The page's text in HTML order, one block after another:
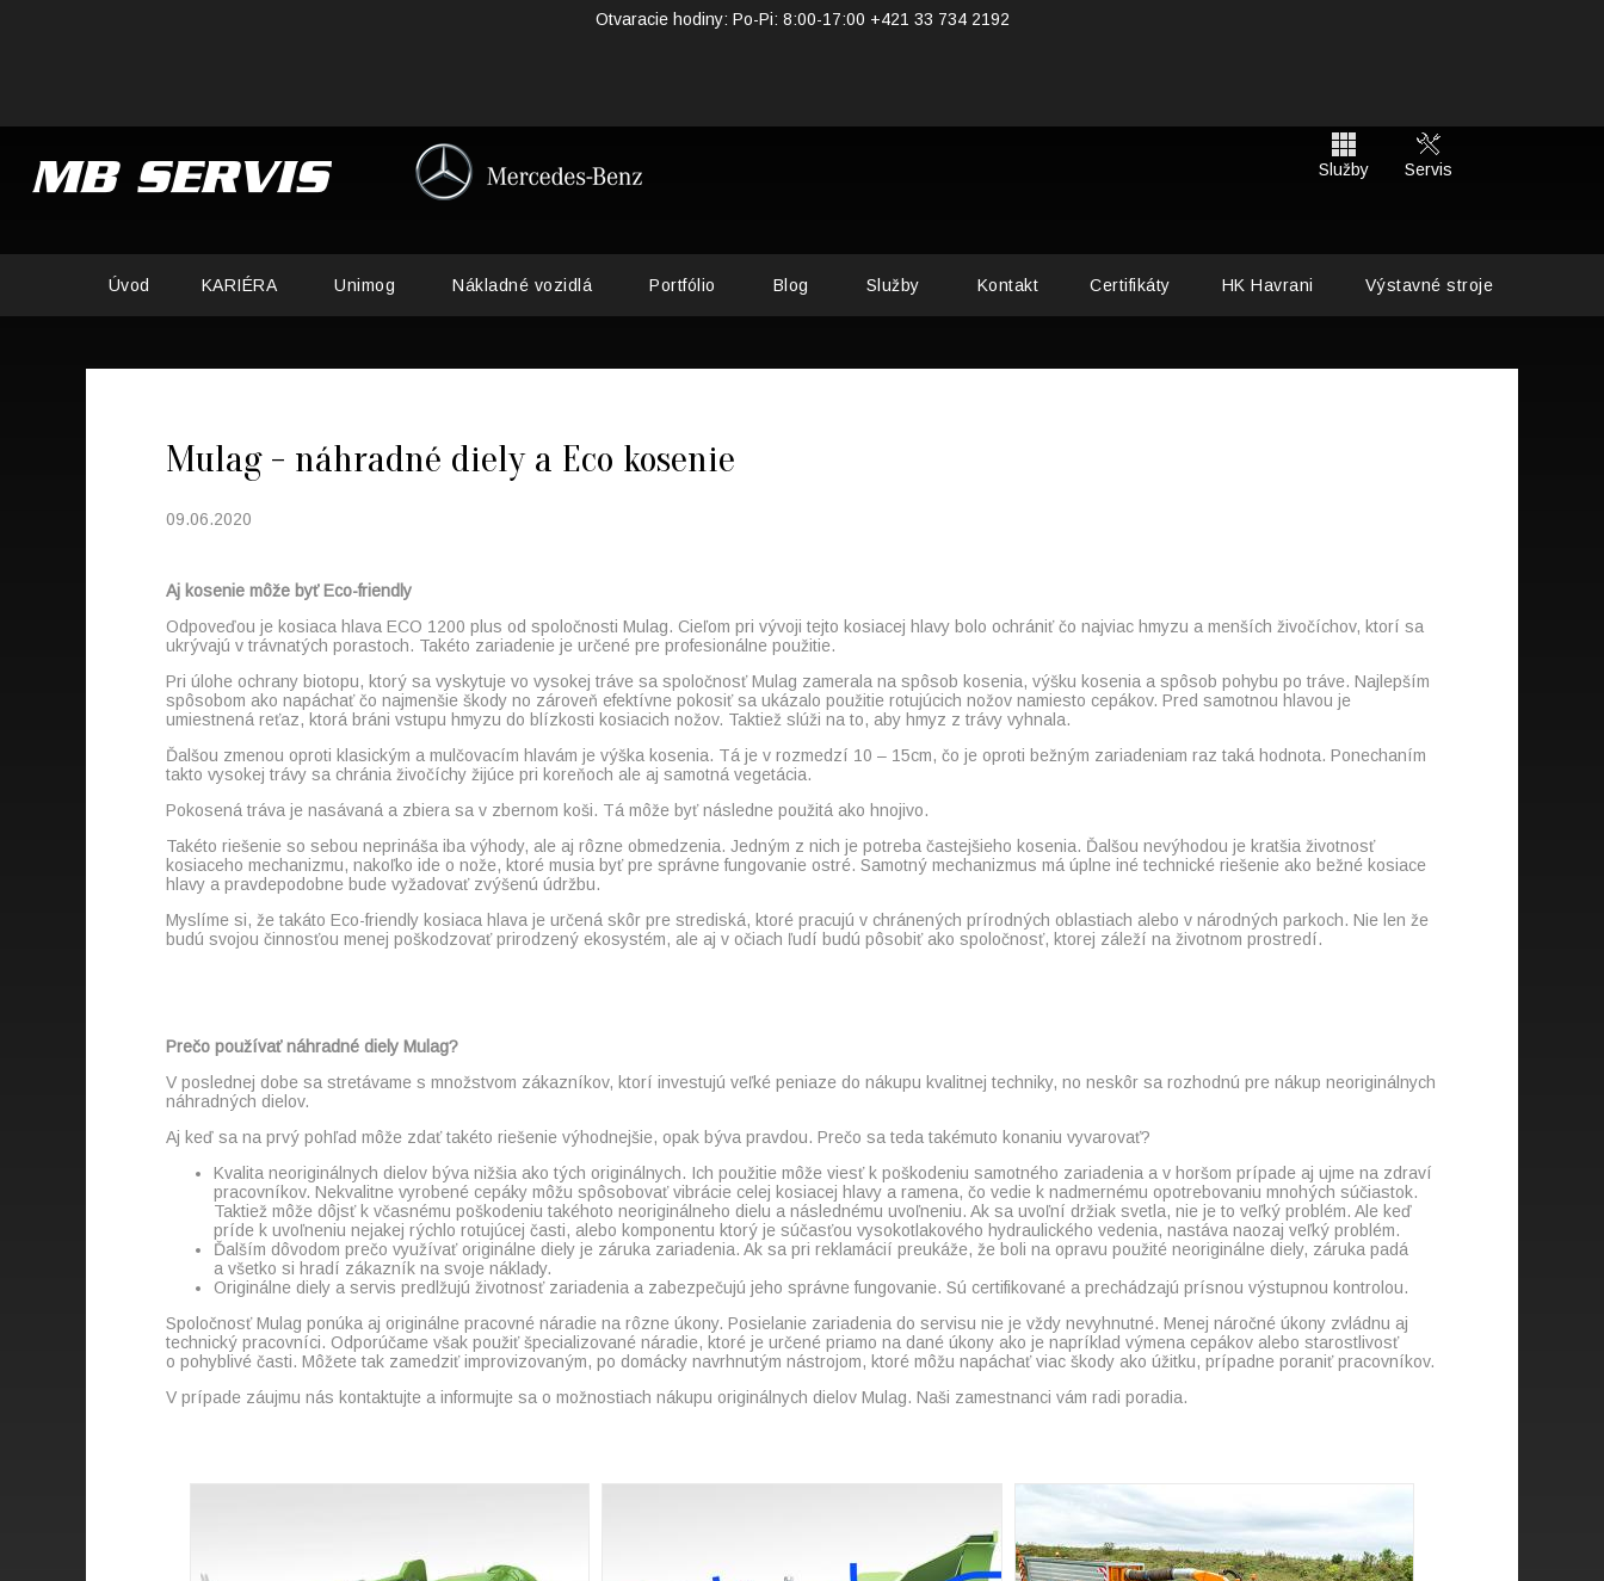
Otvaracie hodiny: Po-Pi: 8:00-17:00 +421 33 734 2192
Služby Servis
Úvod KARIÉRA Unimog Nákladné vozidlá Portfólio Blog Služby Kontakt Certifikáty HK Havrani Výstavné stroje
Mulag - náhradné diely a Eco kosenie
09.06.2020
Aj kosenie môže byť Eco-friendly
Odpoveďou je kosiaca hlava ECO 1200 plus od spoločnosti Mulag. Cieľom pri vývoji tejto kosiacej hlavy bolo ochrániť čo najviac hmyzu a menších živočíchov, ktorí sa
ukrývajú v trávnatých porastoch. Takéto zariadenie je určené pre profesionálne použitie.
Pri úlohe ochrany biotopu, ktorý sa vyskytuje vo vysokej tráve sa spoločnosť Mulag zamerala na spôsob kosenia, výšku kosenia a spôsob pohybu po tráve. Najlepším
spôsobom ako napáchať čo najmenšie škody no zároveň efektívne pokosiť sa ukázalo použitie rotujúcich nožov namiesto cepákov. Pred samotnou hlavou je
umiestnená reťaz, ktorá bráni vstupu hmyzu do blízkosti kosiacich nožov. Taktiež slúži na to, aby hmyz z trávy vyhnala.
Ďalšou zmenou oproti klasickým a mulčovacím hlavám je výška kosenia. Tá je v rozmedzí 10 – 15cm, čo je oproti bežným zariadeniam raz taká hodnota. Ponechaním
takto vysokej trávy sa chránia živočíchy žijúce pri koreňoch ale aj samotná vegetácia.
Pokosená tráva je nasávaná a zbiera sa v zbernom koši. Tá môže byť následne použitá ako hnojivo.
Takéto riešenie so sebou neprináša iba výhody, ale aj rôzne obmedzenia. Jedným z nich je potreba častejšieho kosenia. Ďalšou nevýhodou je kratšia životnosť
kosiaceho mechanizmu, nakoľko ide o nože, ktoré musia byť pre správne fungovanie ostré. Samotný mechanizmus má úplne iné technické riešenie ako bežné kosiace
hlavy a pravdepodobne bude vyžadovať zvýšenú údržbu.
Myslíme si, že takáto Eco-friendly kosiaca hlava je určená skôr pre strediská, ktoré pracujú v chránených prírodných oblastiach alebo v národných parkoch. Nie len že
budú svojou činnosťou menej poškodzovať prirodzený ekosystém, ale aj v očiach ľudí budú pôsobiť ako spoločnosť, ktorej záleží na životnom prostredí.
Prečo používať náhradné diely Mulag?
V poslednej dobe sa stretávame s množstvom zákazníkov, ktorí investujú veľké peniaze do nákupu kvalitnej techniky, no neskôr sa rozhodnú pre nákup neoriginálnych
náhradných dielov.
Aj keď sa na prvý pohľad môže zdať takéto riešenie výhodnejšie, opak býva pravdou. Prečo sa teda takémuto konaniu vyvarovať?
Kvalita neoriginálnych dielov býva nižšia ako tých originálnych. Ich použitie môže viesť k poškodeniu samotného zariadenia a v horšom prípade aj ujme na zdraví
pracovníkov. Nekvalitne vyrobené cepáky môžu spôsobovať vibrácie celej kosiacej hlavy a ramena, čo vedie k nadmernému opotrebovaniu mnohých súčiastok.
Taktiež môže dôjsť k včasnému poškodeniu takéhoto neoriginálneho dielu a následnému uvoľneniu. Ak sa uvoľní držiak svetla, nie je to veľký problém. Ale keď
príde k uvoľneniu nejakej rýchlo rotujúcej časti, alebo komponentu ktorý je súčasťou vysokotlakového hydraulického vedenia, nastáva naozaj veľký problém.
Ďalším dôvodom prečo využívať originálne diely je záruka zariadenia. Ak sa pri reklamácií preukáže, že boli na opravu použité neoriginálne diely, záruka padá
a všetko si hradí zákazník na svoje náklady.
Originálne diely a servis predlžujú životnosť zariadenia a zabezpečujú jeho správne fungovanie. Sú certifikované a prechádzajú prísnou výstupnou kontrolou.
Spoločnosť Mulag ponúka aj originálne pracovné náradie na rôzne úkony. Posielanie zariadenia do servisu nie je vždy nevyhnutné. Menej náročné úkony zvládnu aj
technický pracovníci. Odporúčame však použiť špecializované náradie, ktoré je určené priamo na dané úkony ako je napríklad výmena cepákov alebo starostlivosť
o pohyblivé časti. Môžete tak zamedziť improvizovaným, po domácky navrhnutým nástrojom, ktoré môžu napáchať viac škody ako úžitku, prípadne poraniť pracovníkov.
V prípade záujmu nás kontaktujte a informujte sa o možnostiach nákupu originálnych dielov Mulag. Naši zamestnanci vám radi poradia.